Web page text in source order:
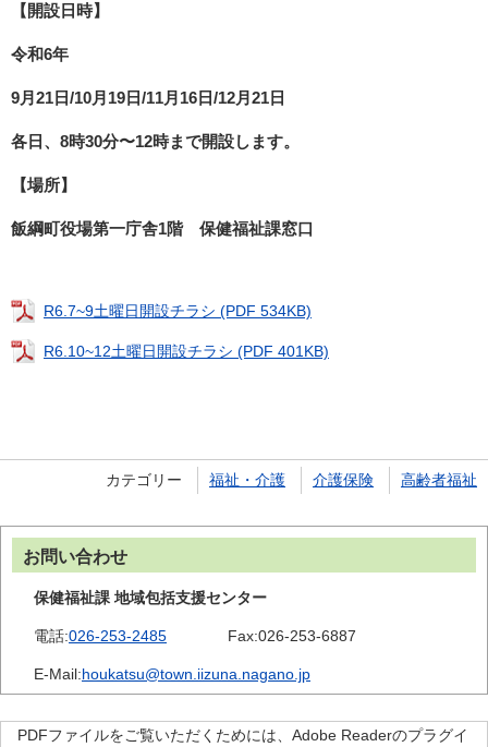
【開設日時】
令和6年
9月21日/10月19日/11月16日/12月21日
各日、8時30分〜12時まで開設します。
【場所】
飯綱町役場第一庁舎1階 保健福祉課窓口
R6.7~9土曜日開設チラシ (PDF 534KB)
R6.10~12土曜日開設チラシ (PDF 401KB)
カテゴリー 福祉・介護 介護保険 高齢者福祉
お問い合わせ
保健福祉課 地域包括支援センター
電話:026-253-2485 Fax:026-253-6887
E-Mail:houkatsu@town.iizuna.nagano.jp
PDFファイルをご覧いただくためには、Adobe Readerのプラグイ